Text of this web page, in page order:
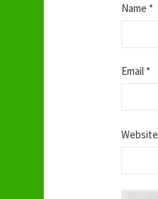
Name *
Email *
Website